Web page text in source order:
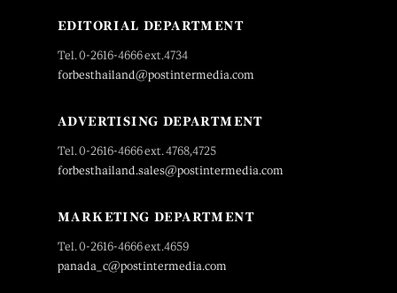
EDITORIAL DEPARTMENT
Tel. 0-2616-4666 ext.4734
forbesthailand@postintermedia.com
ADVERTISING DEPARTMENT
Tel. 0-2616-4666 ext. 4768,4725
forbesthailand.sales@postintermedia.com
MARKETING DEPARTMENT
Tel. 0-2616-4666 ext.4659
panada_c@postintermedia.com